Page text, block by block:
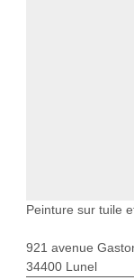
Peinture sur tuile
921 avenue
34400 Lunel